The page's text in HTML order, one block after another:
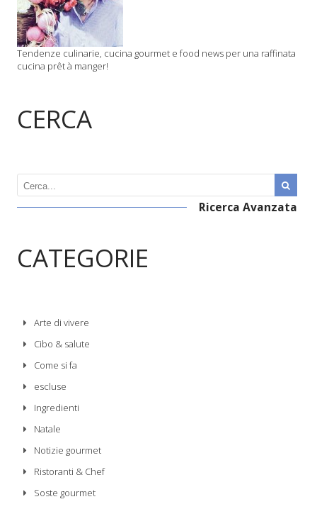
Tendenze culinarie, cucina gourmet e food news per una raffinata
cucina prêt à manger!
CERCA
Ricerca Avanzata
CATEGORIE
Arte di vivere
Cibo & salute
Come si fa
escluse
Ingredienti
Natale
Notizie gourmet
Ristoranti & Chef
Soste gourmet